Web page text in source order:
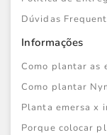
Dúvidas
Informações
Como plantar as
Como plantar
Planta emersa x
Porque colocar